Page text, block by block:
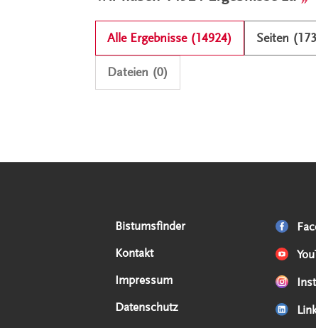
Alle Ergebnisse (14924) Seiten
Dateien (0)
Serviceangebote
Bistumsfinder
Kontakt
Impressum
Datenschutz
Social Media Angebote
Externe Links